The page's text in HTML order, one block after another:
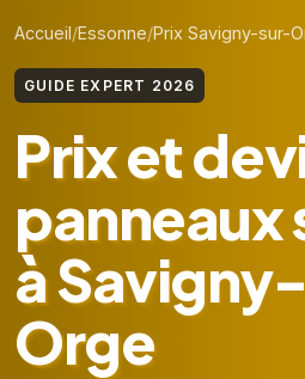
Accueil Essonne Prix Savigny-sur-
GUIDE EXPERT 2026
Prix et
panneaux
à
Orge